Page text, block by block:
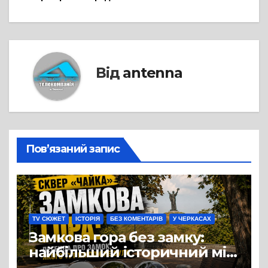
Від antenna
Пов’язаний запис
TV СЮЖЕТ ІСТОРІЯ БЕЗ КОМЕНТАРІВ У ЧЕРКАСАХ
Замкова гора без замку:
найбільший історичний міф